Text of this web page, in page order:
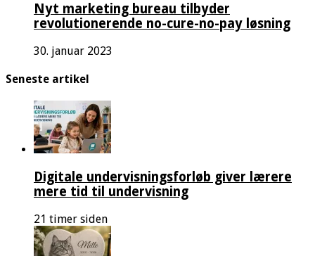
Nyt marketing bureau tilbyder
revolutionerende no-cure-no-pay løsning
30. januar 2023
Seneste artikel
Digitale undervisningsforløb giver lærere
mere tid til undervisning
21 timer siden